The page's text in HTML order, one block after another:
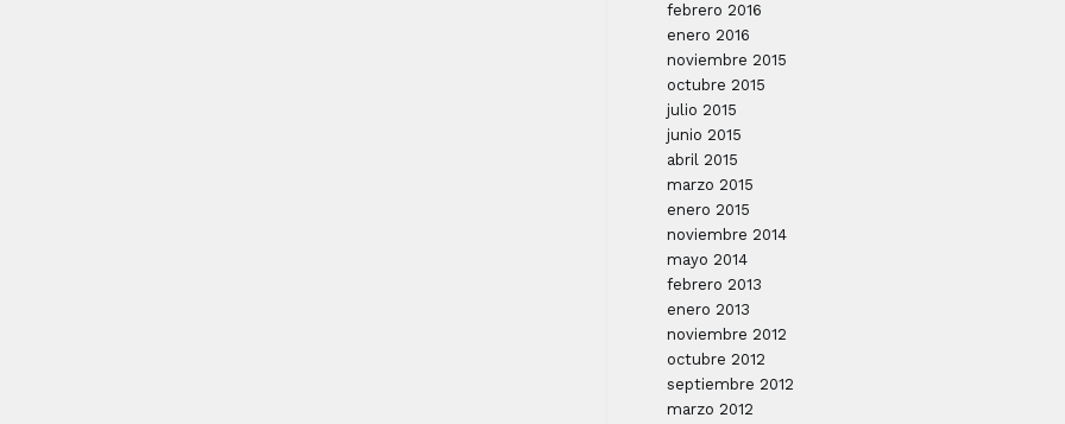
febrero 2016
enero 2016
noviembre 2015
octubre 2015
julio 2015
junio 2015
abril 2015
marzo 2015
enero 2015
noviembre 2014
mayo 2014
febrero 2013
enero 2013
noviembre 2012
octubre 2012
septiembre 2012
marzo 2012